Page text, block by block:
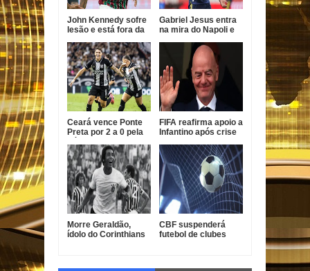
John Kennedy sofre
lesão e está fora da
Fluminense
Gabriel Jesus entra
na mira do Napoli e
Ceará vence Ponte
Preta por 2 a 0 pela
FIFA reafirma apoio a
Infantino após crise
comercial
Morre Geraldão,
ídolo do Corinthians
CBF suspenderá
futebol de clubes